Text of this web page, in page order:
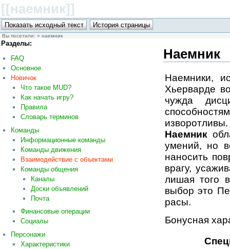
[[наемник]]
Вы посетили: » наемник
Разделы:
FAQ
Основное
Новичок
Что такое MUD?
Как начать игру?
Правила
Словарь терминов
Команды
Информационные команды
Команды движения
Взаимодействие с объектами
Команды общения
Каналы
Доски объявлений
Почта
Финансовые операции
Социалы
Персонажи
Характеристики
Наемник
Наемники,
Хьерварде
чужда
изворотливы.
Наемник
умений, но
наносить
врагу,
лишая того
выбор это
расы.
Бонусная